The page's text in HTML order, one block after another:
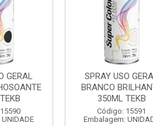
GERAL
SPRAY USO
BRANCO
350ML TEKB
Código: 15591
Embalagem: